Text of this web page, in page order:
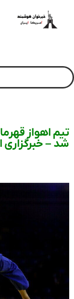
تیم اهواز
شد – خبرگزاری